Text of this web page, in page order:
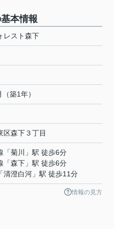
本情報
レスト森下
築1年）
区森下３丁目
「菊川
」駅 徒歩6分
「森下 」駅 徒歩6分
「清澄白河 」駅 徒歩11分
情報の見方